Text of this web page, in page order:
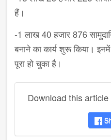
हैं।
-1 लाख 40 हजार 876
बनाने का कार्य शुरू किया।
पूरा हो चुका है।
Download this